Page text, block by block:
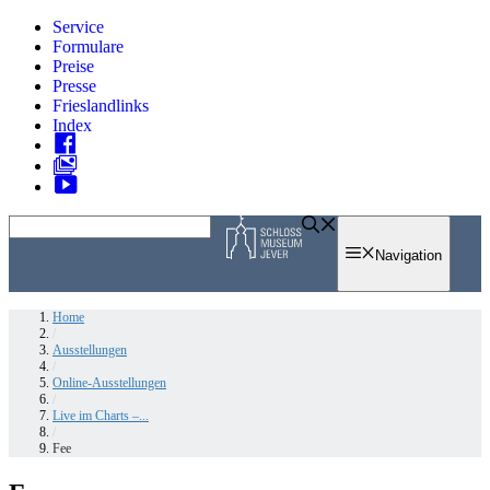
Zum
Inhalt
springen
Service
Formulare
Preise
Presse
Frieslandlinks
Index
to
Navigation
Home
Ausstellungen
Online-Ausstellungen
Live im Charts –...
Fee